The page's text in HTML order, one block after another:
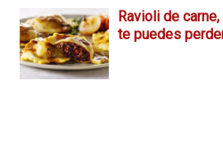
Ravioli de
te puedes